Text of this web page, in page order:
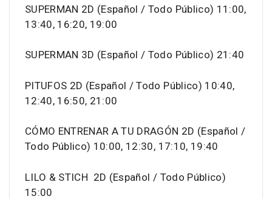
SUPERMAN 2D (Español / Todo Público) 11:00,
13:40, 16:20, 19:00
SUPERMAN 3D (Español / Todo Público) 21:40
PITUFOS 2D (Español / Todo Público) 10:40,
12:40, 16:50, 21:00
CÓMO ENTRENAR A TU DRAGÓN 2D (Español /
Todo Público) 10:00, 12:30, 17:10, 19:40
LILO & STICH 2D (Español / Todo Público)
15:00